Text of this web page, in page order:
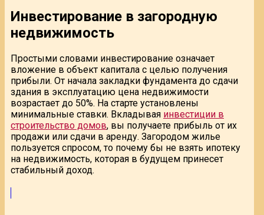
Инвестирование в загородную
недвижимость
Простыми словами инвестирование означает
вложение в объект капитала с целью получения
прибыли. От начала закладки фундамента до сдачи
здания в эксплуатацию цена недвижимости
возрастает до 50%. На старте установлены
минимальные ставки. Вкладывая инвестиции в
строительство домов, вы получаете прибыль от их
продажи или сдачи в аренду. Загородом жилье
пользуется спросом, то почему бы не взять ипотеку
на недвижимость, которая в будущем принесет
стабильный доход.